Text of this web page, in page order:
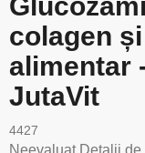
colagen
alimentar
JutaVit
4427
Evaluarea
Neevaluat Detalii de